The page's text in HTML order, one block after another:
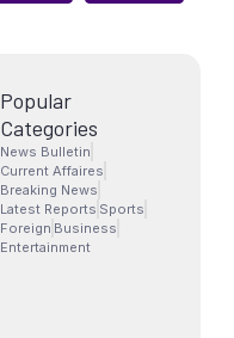
Popular
Categories
News Bulletin
Current Affaires
Breaking News
Latest Reports Sports
Foreign Business
Entertainment